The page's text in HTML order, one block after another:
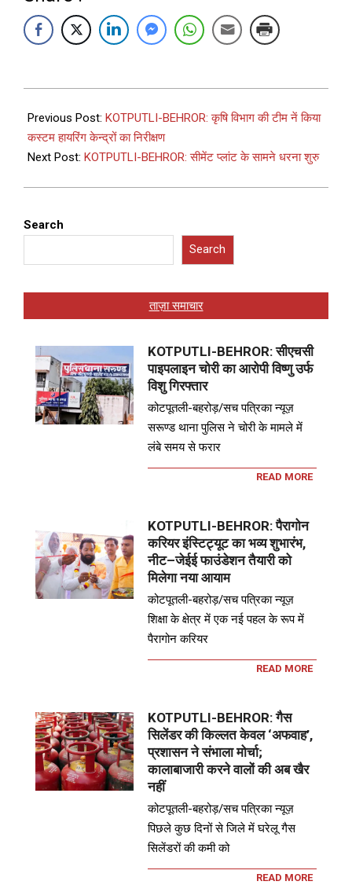
Previous Post: KOTPUTLI-BEHROR: कृषि विभाग की टीम नें किया
कस्टम हायरिंग केन्द्रों का निरीक्षण
Next Post: KOTPUTLI-BEHROR: सीमेंट प्लांट के सामने धरना शुरु
Search
Search
ताज़ा समाचार
KOTPUTLI-BEHROR: सीएचसी
पाइपलाइन चोरी का आरोपी विष्णु उर्फ
विशु गिरफ्तार
कोटपूतली-बहरोड़/सच पत्रिका न्यूज़
सरूण्ड थाना पुलिस ने चोरी के मामले में
लंबे समय से फरार
READ MORE
KOTPUTLI-BEHROR: पैरागोन
करियर इंस्टिट्यूट का भव्य शुभारंभ,
नीट–जेईई फाउंडेशन तैयारी को
मिलेगा नया आयाम
कोटपूतली-बहरोड़/सच पत्रिका न्यूज़
शिक्षा के क्षेत्र में एक नई पहल के रूप में
पैरागोन करियर
READ MORE
KOTPUTLI-BEHROR: गैस
सिलेंडर की किल्लत केवल ‘अफवाह’,
प्रशासन ने संभाला मोर्चा;
कालाबाजारी करने वालों की अब खैर
नहीं
कोटपूतली-बहरोड़/सच पत्रिका न्यूज़
पिछले कुछ दिनों से जिले में घरेलू गैस
सिलेंडरों की कमी को
READ MORE